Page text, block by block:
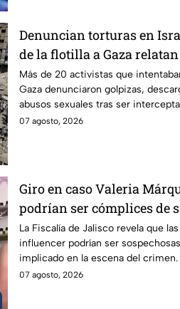
Denuncian torturas en
de la flotilla a Gaza
descargas y abusos tras
Más de 20 activistas que
Gaza denunciaron golpizas,
abusos sexuales tras ser
07 agosto, 2026
Giro en caso Valeria
podrían ser cómplices de
feminicidio y ubican a
escena
La Fiscalía de Jalisco revela que
influencer podrían ser
implicado en la escena del crimen.
07 agosto, 2026